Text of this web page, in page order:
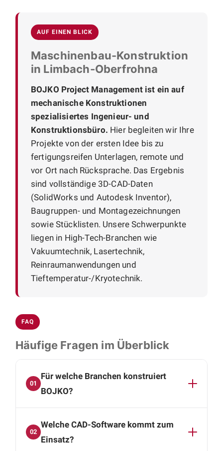
AUF EINEN BLICK
Maschinenbau-Konstruktion
in Limbach-Oberfrohna
BOJKO Project Management ist ein auf
mechanische Konstruktionen
spezialisiertes Ingenieur- und
Konstruktionsbüro. Hier begleiten wir Ihre
Projekte von der ersten Idee bis zu
fertigungsreifen Unterlagen, remote und
vor Ort nach Rücksprache. Das Ergebnis
sind vollständige 3D-CAD-Daten
(SolidWorks und Autodesk Inventor),
Baugruppen- und Montagezeichnungen
sowie Stücklisten. Unsere Schwerpunkte
liegen in High-Tech-Branchen wie
Vakuumtechnik, Lasertechnik,
Reinraumanwendungen und
Tieftemperatur-/Kryotechnik.
FAQ
Häufige Fragen im Überblick
01
Für welche Branchen konstruiert
BOJKO?
Branchen: Vakuumtechnik, Lasertechnik,
Reinraumanwendungen und
02
Welche CAD-Software kommt zum
Einsatz?